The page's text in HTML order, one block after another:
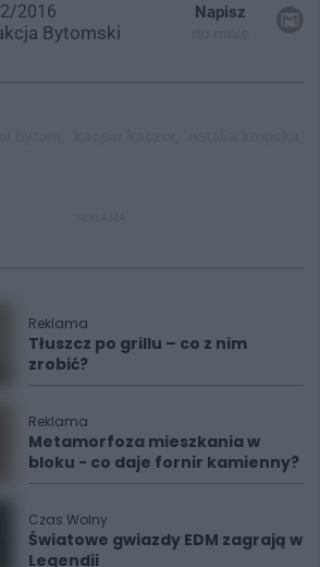
2016
Bytomski
Napisz
Reklama
Tłuszcz po grillu – co z nim
zrobić?
Reklama
Metamorfoza mieszkania w
bloku - co daje fornir kamienny?
Czas Wolny
Światowe gwiazdy EDM zagrają w
Legendii